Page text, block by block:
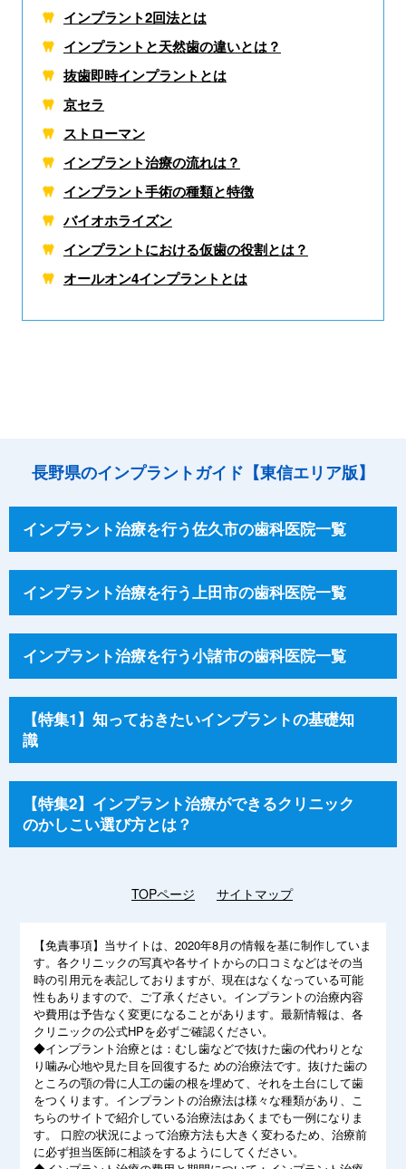
インプラント2回法とは
インプラントと天然歯の違いとは？
抜歯即時インプラントとは
京セラ
ストローマン
インプラント治療の流れは？
インプラント手術の種類と特徴
バイオホライズン
インプラントにおける仮歯の役割とは？
オールオン4インプラントとは
長野県のインプラントガイド【東信エリア版】
インプラント治療を行う佐久市の歯科医院一覧
インプラント治療を行う上田市の歯科医院一覧
インプラント治療を行う小諸市の歯科医院一覧
【特集1】知っておきたいインプラントの基礎知
識
【特集2】インプラント治療ができるクリニック
のかしこい選び方とは？
TOPページ サイトマップ
【免責事項】 当サイトは、2020年8月の情報を基に制作していま
す。各クリニックの写真や各サイトからの口コミなどはその当
時の引用元を表記しておりますが、現在はなくなっている可能
性もありますので、ご了承ください。インプラントの治療内容
や費用は予告なく変更になることがあります。最新情報は、各
クリニックの公式HPを必ずご確認ください。
◆インプラント治療とは：むし歯などで抜けた歯の代わりとな
り噛み心地や見た目を回復するた めの治療法です。抜けた歯の
ところの顎の骨に人工の歯の根を埋めて、それを土台にして歯
をつくります。インプラントの治療法は様々な種類があり、こ
ちらのサイトで紹介している治療法はあくまでも一例になりま
す。 口腔の状況によって治療方法も大きく変わるため、治療前
に必ず担当医師に相談をするようにしてください。